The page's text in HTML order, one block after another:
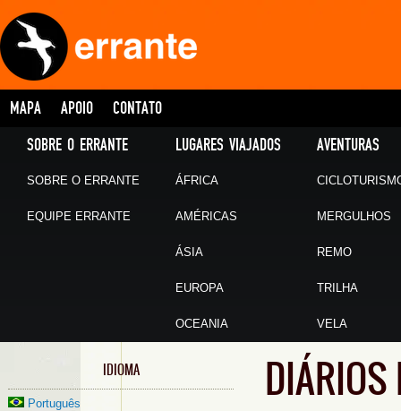
MAPA APOIO CONTATO
SOBRE O ERRANTE
SOBRE O ERRANTE
EQUIPE ERRANTE
LUGARES VIAJADOS
ÁFRICA
AMÉRICAS
ÁSIA
EUROPA
OCEANIA
AVENTURAS
MERGULHOS
REMO
TRILHA
VELA
IDIOMA
Português DIÁRIOS